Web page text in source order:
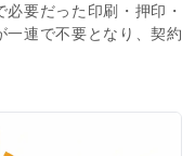
要だった印刷・押印・
一連で不要となり、契約